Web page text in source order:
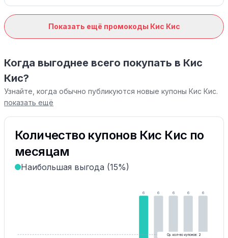
Показать ещё промокоды Кис Кис
Когда выгоднее всего покупать в Кис
Кис?
Узнайте, когда обычно публикуются новые купоны Кис Кис.
показать ещё
Количество купонов Кис Кис по
месяцам
Наибольшая выгода (15%)
6 6 6 6 6
Ср. кол-во купонов: 2